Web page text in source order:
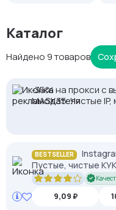
Каталог
Найдено 9 товаров
2328.io — прием
Proxys.io - лучшие
задачи 🚀
-35% на прокси с
MASK35. Чистые
BESTSELLER
Пустые, чистые
9,09 ₽